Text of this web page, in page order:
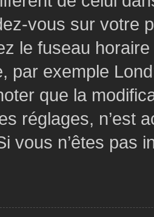
vous sur votre
le fuseau
par exemple
que la
réglages, n’est
vous n’êtes pas